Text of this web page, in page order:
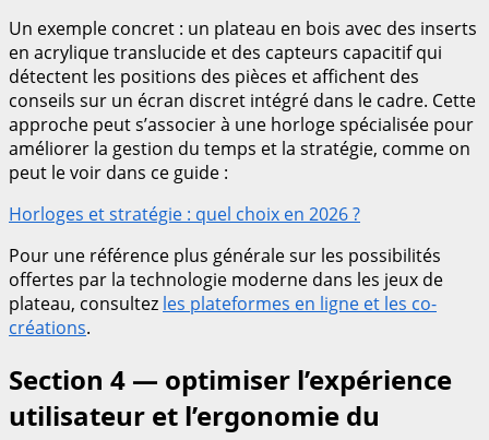
Un exemple concret : un plateau en bois avec des inserts
en acrylique translucide et des capteurs capacitif qui
détectent les positions des pièces et affichent des
conseils sur un écran discret intégré dans le cadre. Cette
approche peut s’associer à une horloge spécialisée pour
améliorer la gestion du temps et la stratégie, comme on
peut le voir dans ce guide :
Horloges et stratégie : quel choix en 2026 ?
Pour une référence plus générale sur les possibilités
offertes par la technologie moderne dans les jeux de
plateau, consultez les plateformes en ligne et les co-
créations.
Section 4 — optimiser l’expérience
utilisateur et l’ergonomie du